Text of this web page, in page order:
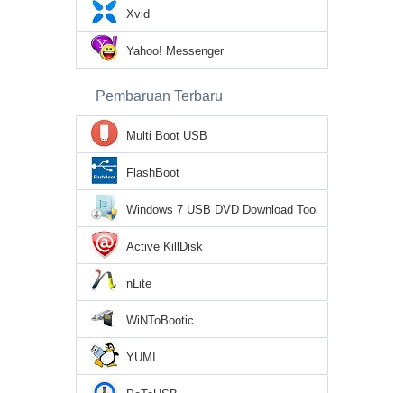
Xvid
Yahoo! Messenger
Pembaruan Terbaru
Multi Boot USB
FlashBoot
Windows 7 USB DVD Download Tool
Active KillDisk
nLite
WiNToBootic
YUMI